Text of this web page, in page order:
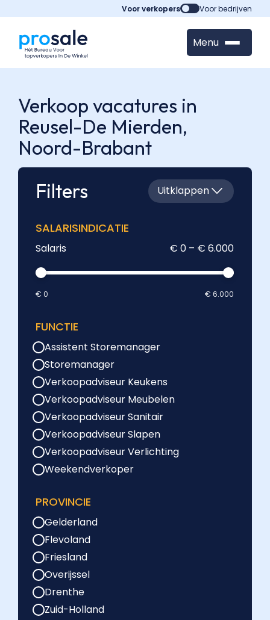
Voor verkopers Voor bedrijven
Menu
Verkoop vacatures in
Reusel-De Mierden,
Noord-Brabant
Filters
Uitklappen
SALARISINDICATIE
Salaris € 0 – € 6.000
€ 0 € 6.000
FUNCTIE
Assistent Storemanager
Storemanager
Verkoopadviseur Keukens
Verkoopadviseur Meubelen
Verkoopadviseur Sanitair
Verkoopadviseur Slapen
Verkoopadviseur Verlichting
Weekendverkoper
PROVINCIE
Gelderland
Flevoland
Friesland
Overijssel
Drenthe
Zuid-Holland